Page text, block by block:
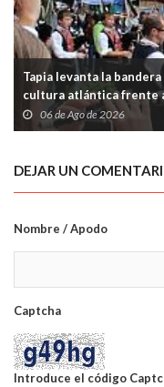
Tapia levanta la
cultura atlántica frente
06 de Ago de 2026
DEJAR UN
Nombre / Apodo
Captcha
Introduce el código